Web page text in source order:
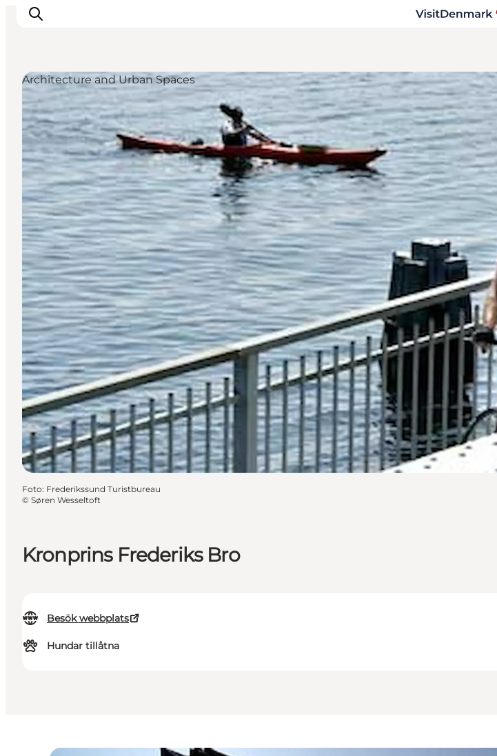
Inspiration
Resmål
Aktiviteter
Övernatta
Planera resan
Kronprins Frederiks Bro
Besök webbplats
Hundar tillåtna
Architecture and Urban Spaces
Foto: Frederikssund Turistbureau
© Søren Wesseltoft